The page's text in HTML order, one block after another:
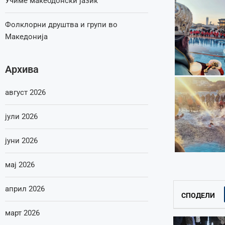
СПОДЕЛИ
Фолклорни друштва и групи во
Македонија
Архива
август 2026
јули 2026
јуни 2026
мај 2026
април 2026
март 2026